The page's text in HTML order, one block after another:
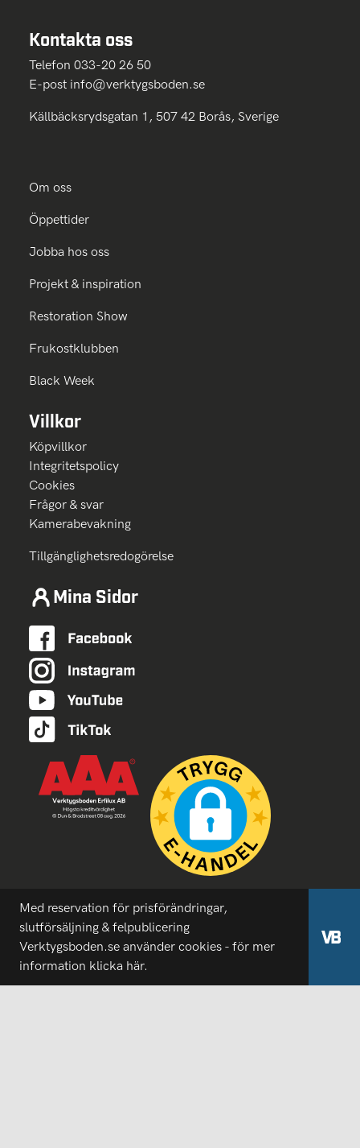
Kontakta oss
Telefon 033-20 26 50
E-post info@verktygsboden.se
Källbäcksrydsgatan 1, 507 42 Borås, Sverige
Om oss
Öppettider
Jobba hos oss
Projekt & inspiration
Restoration Show
Frukostklubben
Black Week
Villkor
Köpvillkor
Integritetspolicy
Cookies
Frågor & svar
Kamerabevakning
Tillgänglighetsredogörelse
Mina Sidor
Med reservation för prisförändringar,
slutförsäljning & felpublicering
Verktygsboden.se använder cookies - för mer
information klicka här.